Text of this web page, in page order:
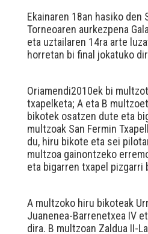
Ekainaren 18an hasiko den
Torneoaren aurkezpena
eta uztailaren 14ra arte
horretan bi final jokatuko
Oriamendi2010ek bi
txapelketa; A eta B
bikotek osatzen dute eta
multzoak San Fermin
du, hiru bikote eta sei
multzoa gainontzeko
eta bigarren txapel pizgarri
A multzoko hiru bikoteak
Juanenea-Barrenetxea IV
dira. B multzoan Zaldua II-